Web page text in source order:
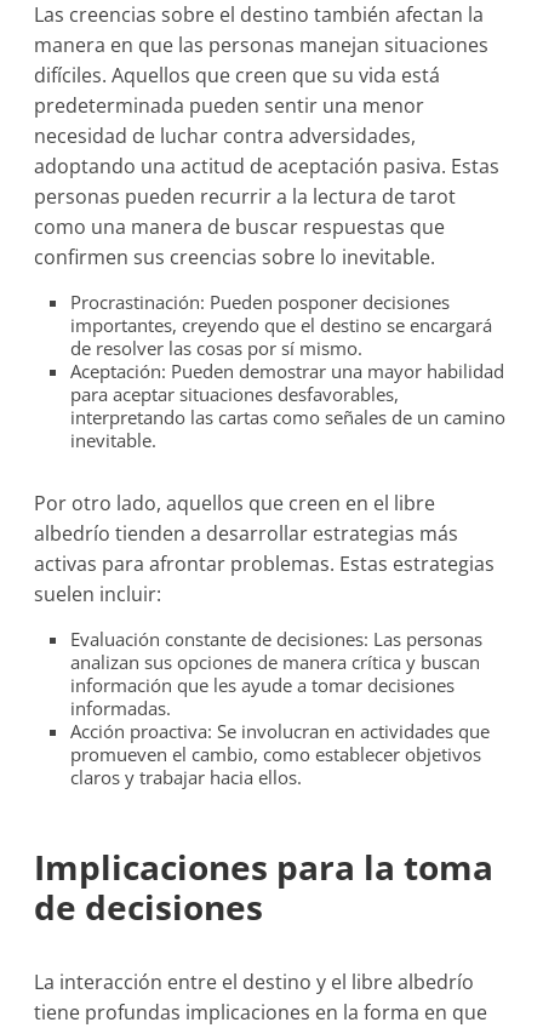
Las creencias sobre el destino también afectan la
manera en que las personas manejan situaciones
difíciles. Aquellos que creen que su vida está
predeterminada pueden sentir una menor
necesidad de luchar contra adversidades,
adoptando una actitud de aceptación pasiva. Estas
personas pueden recurrir a la lectura de tarot
como una manera de buscar respuestas que
confirmen sus creencias sobre lo inevitable.
Procrastinación: Pueden posponer decisiones
importantes, creyendo que el destino se encargará
de resolver las cosas por sí mismo.
Aceptación: Pueden demostrar una mayor habilidad
para aceptar situaciones desfavorables,
interpretando las cartas como señales de un camino
inevitable.
Por otro lado, aquellos que creen en el libre
albedrío tienden a desarrollar estrategias más
activas para afrontar problemas. Estas estrategias
suelen incluir:
Evaluación constante de decisiones: Las personas
analizan sus opciones de manera crítica y buscan
información que les ayude a tomar decisiones
informadas.
Acción proactiva: Se involucran en actividades que
promueven el cambio, como establecer objetivos
claros y trabajar hacia ellos.
Implicaciones para la toma
de decisiones
La interacción entre el destino y el libre albedrío
tiene profundas implicaciones en la forma en que